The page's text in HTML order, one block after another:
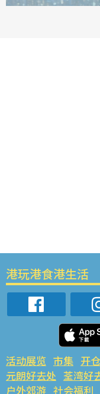
港玩港食港生活
活动展览 市集 开仓
元朗好去处 荃湾好
户外郊游 社会福利